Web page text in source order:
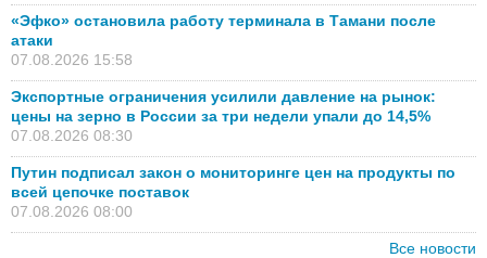
«Эфко» остановила работу терминала в Тамани после
атаки
07.08.2026 15:58
Экспортные ограничения усилили давление на рынок:
цены на зерно в России за три недели упали до 14,5%
07.08.2026 08:30
Путин подписал закон о мониторинге цен на продукты по
всей цепочке поставок
07.08.2026 08:00
Все новости